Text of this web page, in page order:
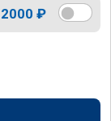
2000 ₽